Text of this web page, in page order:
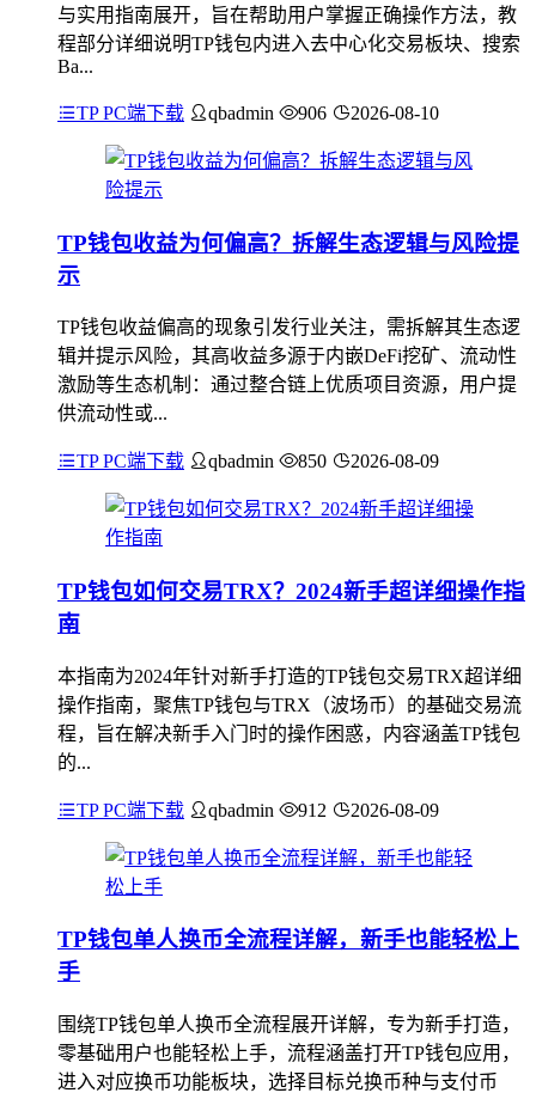
与实用指南展开，旨在帮助用户掌握正确操作方法，教
程部分详细说明TP钱包内进入去中心化交易板块、搜索
Ba...
TP PC端下载 qbadmin 906 2026-08-10
TP钱包收益为何偏高？拆解生态逻辑与风险提
示
TP钱包收益偏高的现象引发行业关注，需拆解其生态逻
辑并提示风险，其高收益多源于内嵌DeFi挖矿、流动性
激励等生态机制：通过整合链上优质项目资源，用户提
供流动性或...
TP PC端下载 qbadmin 850 2026-08-09
TP钱包如何交易TRX？2024新手超详细操作指
南
本指南为2024年针对新手打造的TP钱包交易TRX超详细
操作指南，聚焦TP钱包与TRX（波场币）的基础交易流
程，旨在解决新手入门时的操作困惑，内容涵盖TP钱包
的...
TP PC端下载 qbadmin 912 2026-08-09
TP钱包单人换币全流程详解，新手也能轻松上
手
围绕TP钱包单人换币全流程展开详解，专为新手打造，
零基础用户也能轻松上手，流程涵盖打开TP钱包应用，
进入对应换币功能板块，选择目标兑换币种与支付币